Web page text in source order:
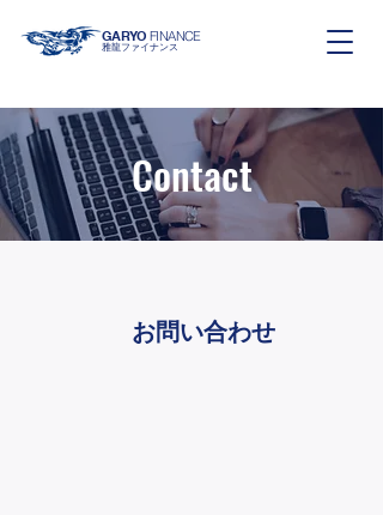
GARYO FINANCE
雅龍ファイナンス
Contact
お問い合わせ